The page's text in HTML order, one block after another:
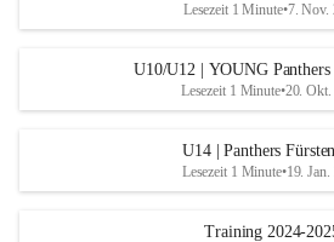
Lesezeit 1 Minute•7. Nov.
U10/U12 | YOUNG Panthers
Lesezeit 1 Minute•20. Okt.
U14 | Panthers
Lesezeit 1 Minute•19. Jan.
Training 2024-